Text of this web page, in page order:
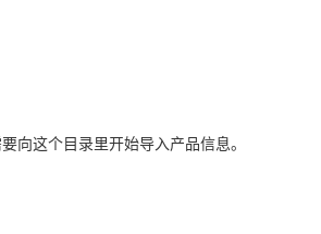
向这个目录里开始导入产品信息。